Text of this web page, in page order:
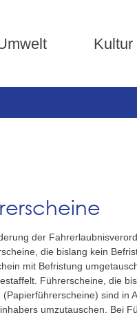
Kultur
der
die bislang kein
mit Befristung
Führerscheine, die
sind in
umzutauschen. Bei